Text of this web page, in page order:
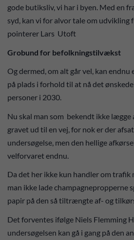
gode butiksliv, vi har i byen. Med en
syd, kan vi for alvor tale om udvikling
pointerer Lars Utoft
Grobund for befolkningstilvækst
Og dermed, om alt går vel, kan
på plads i forhold til at nå det
personer i 2030.
Nu skal man som bekendt ikke lægge
gravet ud til en vej, for nok er der
undersøgelse, men den hellige
velforvaret endnu.
Da det her ikke kun handler om trafik
man ikke lade champagnepropperne
papir på den så tiltrængte af- og
Det forventes ifølge Niels Flemming
undersøgelsen kan gå i gang på den